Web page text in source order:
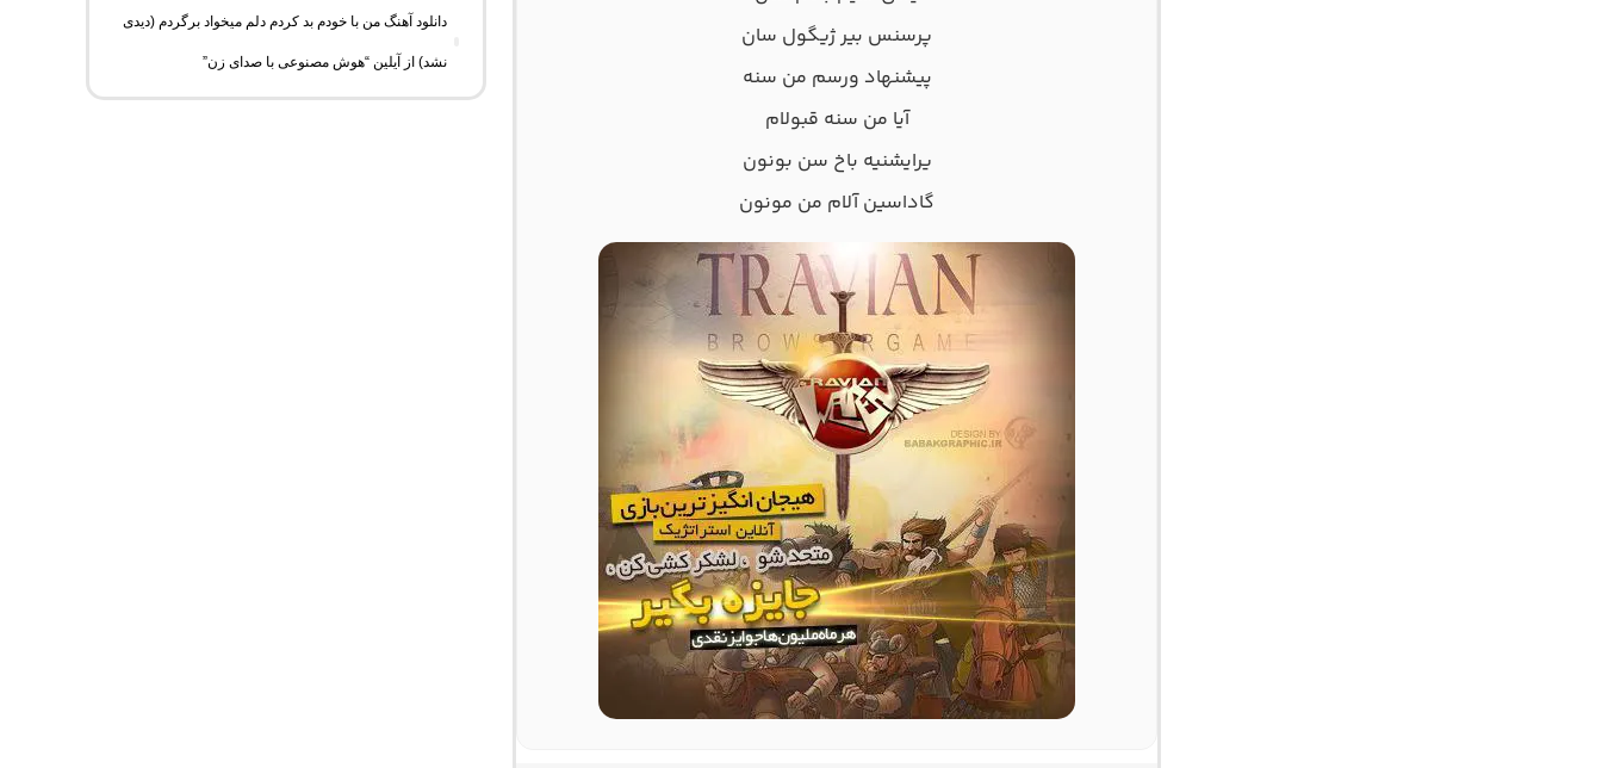
پرسنس بیر ژیگول سان
پیشنهاد ورسم من سنه
آیا من سنه قبولام
یرایشنیه باخ سن بونون
گاداسین آلام من مونون
دانلود آهنگ من با خودم بد کردم دلم میخواد برگردم (دیدی
نشد) از آیلین “هوش مصنوعی با صدای زن”